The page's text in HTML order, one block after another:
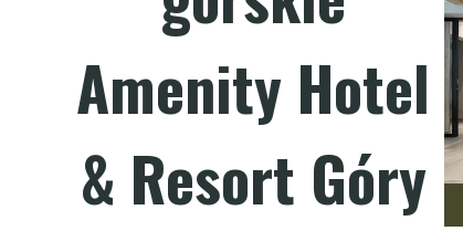
Amenity Hotel
& Resort Góry